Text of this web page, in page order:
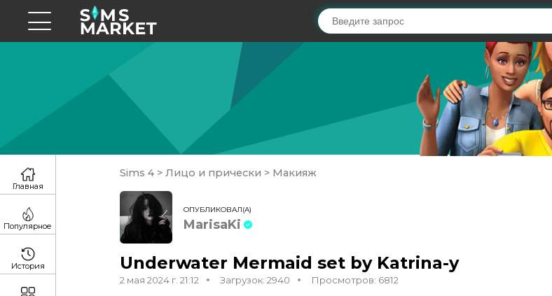
Sims 4 > Лицо и прически > Макияж
ОПУБЛИКОВАЛ(А)
MarisaKi
Underwater Mermaid set by Katrina-y
2 мая 2024 г. 21:12 Загрузок: 2940 Просмотров: 6812
Главная
Популярное
История